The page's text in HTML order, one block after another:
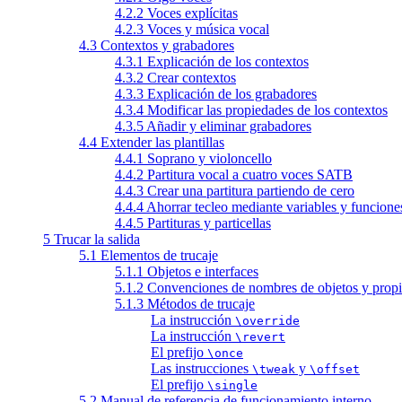
4.2.2 Voces explícitas
4.2.3 Voces y música vocal
4.3 Contextos y grabadores
4.3.1 Explicación de los contextos
4.3.2 Crear contextos
4.3.3 Explicación de los grabadores
4.3.4 Modificar las propiedades de los contextos
4.3.5 Añadir y eliminar grabadores
4.4 Extender las plantillas
4.4.1 Soprano y violoncello
4.4.2 Partitura vocal a cuatro voces SATB
4.4.3 Crear una partitura partiendo de cero
4.4.4 Ahorrar tecleo mediante variables y
4.4.5 Partituras y particellas
5 Trucar la salida
5.1 Elementos de trucaje
5.1.1 Objetos e interfaces
5.1.2 Convenciones de nombres de objetos y
5.1.3 Métodos de trucaje
La instrucción \override
La instrucción \revert
El prefijo \once
Las instrucciones \tweak y \offset
El prefijo \single